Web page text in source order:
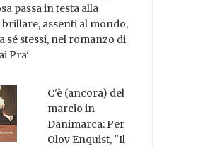
passa in testa alla
brillare, assenti al mondo,
sé stessi, nel romanzo di
Pra'
C'è (ancora) del
marcio in
Danimarca: Per
Olov Enquist, "Il